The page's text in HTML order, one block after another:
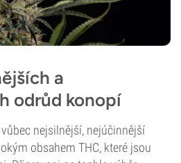
a
odrůd konopí
nejsilnější, nejúčinnější
obsahem THC, které jsou